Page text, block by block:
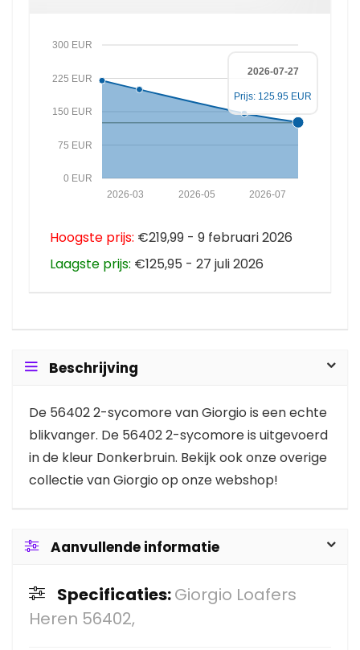
0 EUR
75 EUR
150 EUR
225 EUR
300 EUR
2026-07
2026-05
2026-03
2026-07-27
Prijs: 125.95 EUR
Hoogste prijs: €219,99 - 9 februari 2026
Laagste prijs: €125,95 - 27 juli 2026
Beschrijving
De 56402 2-sycomore van Giorgio is een echte
blikvanger. De 56402 2-sycomore is uitgevoerd
in de kleur Donkerbruin. Bekijk ook onze overige
collectie van Giorgio op onze webshop!
Aanvullende informatie
Specificaties:Giorgio Loafers
Heren 56402,